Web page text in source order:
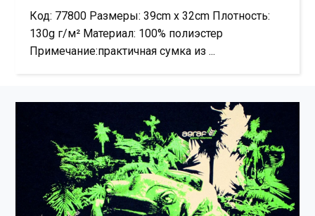
Код: 77800 Размеры: 39cm x 32cm Плотность:
130g г/м² Материал: 100% полиэстер
Примечание:практичная сумка из ...